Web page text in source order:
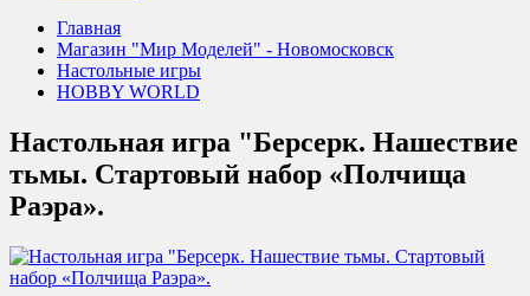
Главная
Магазин "Мир Моделей" - Новомосковск
Настольные игры
HOBBY WORLD
Настольная игра "Берсерк. Нашествие
тьмы. Стартовый набор «Полчища
Раэра».